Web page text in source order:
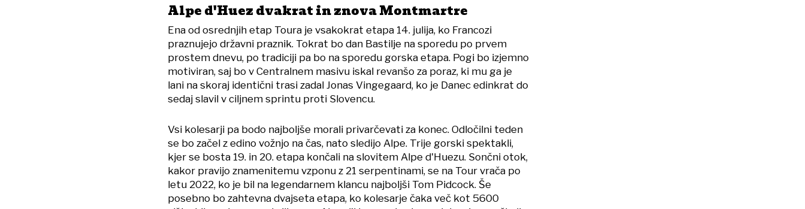
Alpe d'Huez dvakrat in znova Montmartre
Ena od osrednjih etap Toura je vsakokrat etapa 14. julija, ko Francozi
praznujejo državni praznik. Tokrat bo dan Bastilje na sporedu po prvem
prostem dnevu, po tradiciji pa bo na sporedu gorska etapa. Pogi bo izjemno
motiviran, saj bo v Centralnem masivu iskal revanšo za poraz, ki mu ga je
lani na skoraj identični trasi zadal Jonas Vingegaard, ko je Danec edinkrat do
sedaj slavil v ciljnem sprintu proti Slovencu.
Vsi kolesarji pa bodo najboljše morali privarčevati za konec. Odločilni teden
se bo začel z edino vožnjo na čas, nato sledijo Alpe. Trije gorski spektakli,
kjer se bosta 19. in 20. etapa končali na slovitem Alpe d'Huezu. Sončni otok,
kakor pravijo znamenitemu vzponu z 21 serpentinami, se na Tour vrača po
letu 2022, ko je bil na legendarnem klancu najboljši Tom Pidcock. Še
posebno bo zahtevna dvajseta etapa, ko kolesarje čaka več kot 5600